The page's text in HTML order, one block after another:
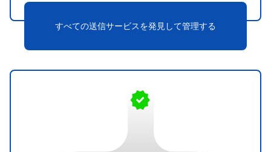
すべての送信サービスを発見して管理する